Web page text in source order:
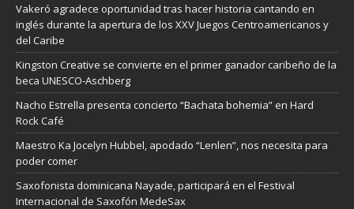
Vakeró agradece oportunidad tras hacer historia cantando en
inglés durante la apertura de los XXV Juegos Centroamericanos y
del Caribe
Kingston Creative se convierte en el primer ganador caribeño de la
beca UNESCO-Aschberg
Nacho Estrella presenta concierto “Bachata bohemia” en Hard
Rock Café
Maestro Ka Jocelyn Hubbel, apodado “Lenlen”, nos necesita para
poder comer
Saxofonista dominicana Nayade, participará en el Festival
Internacional de Saxofón MedeSax